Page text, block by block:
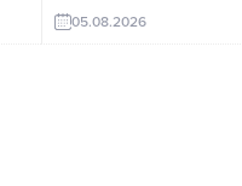
Hazine alanı eklendi.
05.08.2026